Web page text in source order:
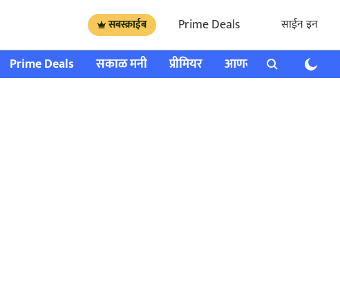
सबस्क्राईब Prime Deals साईन इन
Prime Deals सकाळ मनी प्रीमियर आणखी राशी भविष्य